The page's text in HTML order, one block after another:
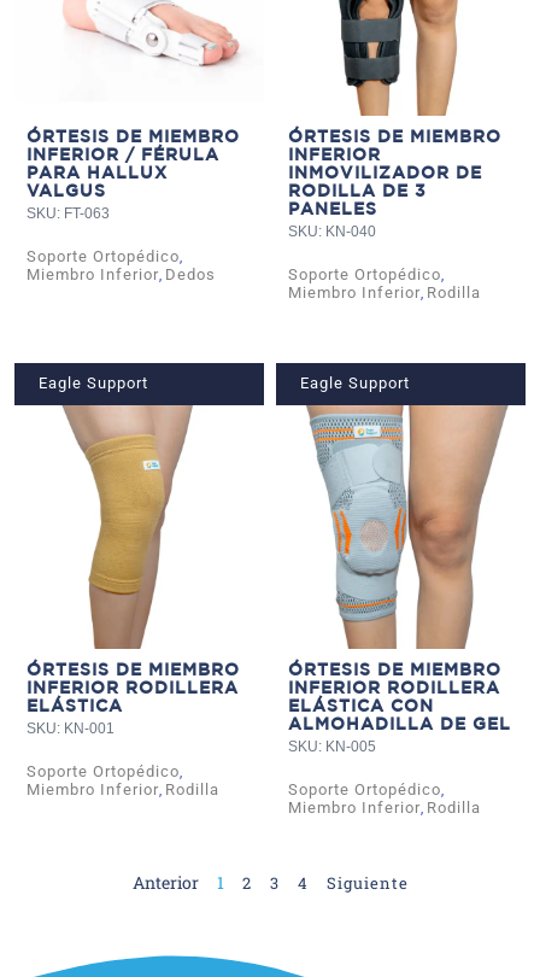
ÓRTESIS DE MIEMBRO
INFERIOR / FÉRULA
PARA HALLUX
VALGUS
SKU: FT-063
Soporte Ortopédico,
Miembro Inferior, Dedos
ÓRTESIS DE MIEMBRO
INFERIOR
INMOVILIZADOR DE
RODILLA DE 3
PANELES
SKU: KN-040
Soporte Ortopédico,
Miembro Inferior, Rodilla
Eagle Support
ÓRTESIS DE MIEMBRO
INFERIOR RODILLERA
ELÁSTICA
SKU: KN-001
Soporte Ortopédico,
Miembro Inferior, Rodilla
Eagle Support
ÓRTESIS DE MIEMBRO
INFERIOR RODILLERA
ELÁSTICA CON
ALMOHADILLA DE GEL
SKU: KN-005
Soporte Ortopédico,
Miembro Inferior, Rodilla
Anterior 1 2 3 4 Siguiente